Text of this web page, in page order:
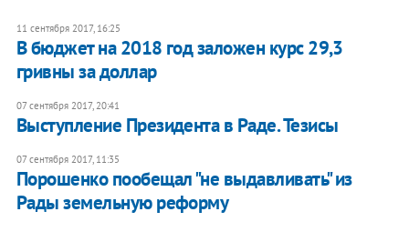
11 сентября 2017, 16:25
​В бюджет на 2018 год заложен курс 29,3
гривны за доллар
07 сентября 2017, 20:41
Выступление Президента в Раде. Тезисы
07 сентября 2017, 11:35
Порошенко пообещал "не выдавливать" из
Рады земельную реформу